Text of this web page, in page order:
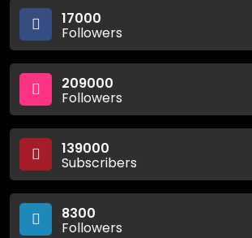
17000
Followers
209000
Followers
139000
Subscribers
8300
Followers